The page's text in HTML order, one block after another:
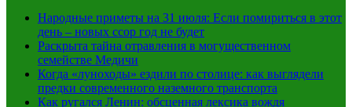
Народные приметы на 31 июля: Если помириться в этот
день – новых ссор год не будет
Раскрыта тайна отравления в могущественном
семействе Медичи
Когда «луноходы» ездили по столице: как выглядели
предки современного наземного транспорта
Как ругался Ленин: обсценная лексика вождя